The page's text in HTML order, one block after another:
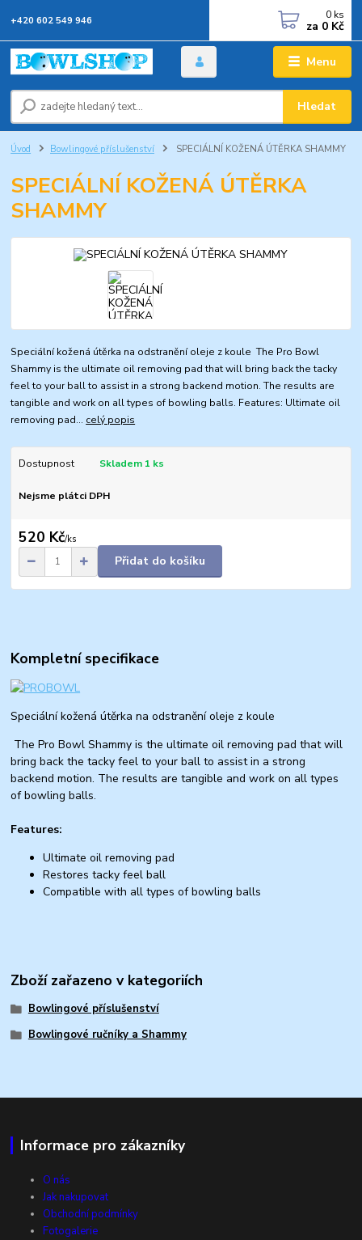
Menu
Hledat
+420 602 549 946 0 ks
za 0 Kč
Úvod Bowlingové příslušenství SPECIÁLNÍ KOŽENÁ ÚTĚRKA SHAMMY
SPECIÁLNÍ KOŽENÁ ÚTĚRKA
SHAMMY
Speciální kožená útěrka na odstranění oleje z koule The Pro Bowl
Shammy is the ultimate oil removing pad that will bring back the tacky
feel to your ball to assist in a strong backend motion. The results are
tangible and work on all types of bowling balls. Features: Ultimate oil
removing pad... celý popis
Dostupnost Skladem 1 ks
Nejsme plátci DPH
520 Kč/ks
Přidat do košíku
Kompletní specifikace
Speciální kožená útěrka na odstranění oleje z koule
The Pro Bowl Shammy is the ultimate oil removing pad that will
bring back the tacky feel to your ball to assist in a strong
backend motion. The results are tangible and work on all types
of bowling balls.
Features:
Ultimate oil removing pad
Restores tacky feel ball
Compatible with all types of bowling balls
Zboží zařazeno v kategoriích
Bowlingové příslušenství
Bowlingové ručníky a Shammy
Informace pro zákazníky
O nás
Jak nakupovat
Obchodní podmínky
Fotogalerie